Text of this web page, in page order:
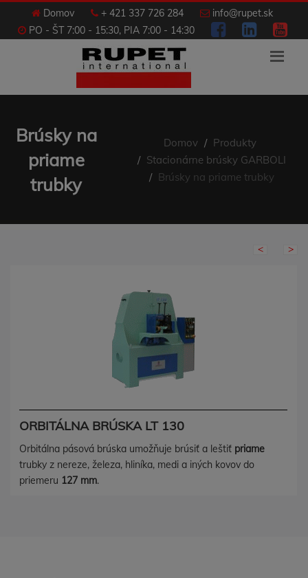
Domov + 421 337 726 284
info@rupet.sk
PO - ŠT 7:00 - 15:30, PIA 7:00 - 14:30
Brúsky na
priame
trubky
Domov
Produkty
Stacionárne brúsky GARBOLI
Brúsky na priame trubky
ORBITÁLNA BRÚSKA LT 130
Orbitálna pásová brúska umožňuje brúsiť a leštiť priame
trubky z nereze, železa, hliníka, medi a iných kovov do
priemeru 127 mm.